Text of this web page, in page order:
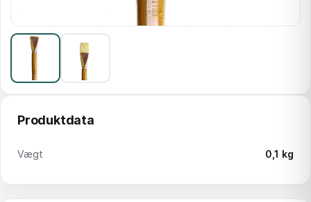
Produktdata
Vægt 0,1 kg